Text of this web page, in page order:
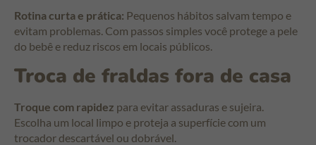
Rotina curta e prática: Pequenos hábitos salvam tempo e
evitam problemas. Com passos simples você protege a pele
do bebê e reduz riscos em locais públicos.
Troca de fraldas fora de casa
Troque com rapidez para evitar assaduras e sujeira.
Escolha um local limpo e proteja a superfície com um
trocador descartável ou dobrável.